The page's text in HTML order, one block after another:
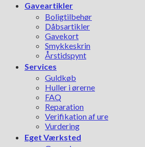
Gaveartikler
Boligtilbehør
Dåbsartikler
Gavekort
Smykkeskrin
Årstidspynt
Services
Guldkøb
Huller i ørerne
FAQ
Reparation
Verifikation af ure
Vurdering
Eget Værksted